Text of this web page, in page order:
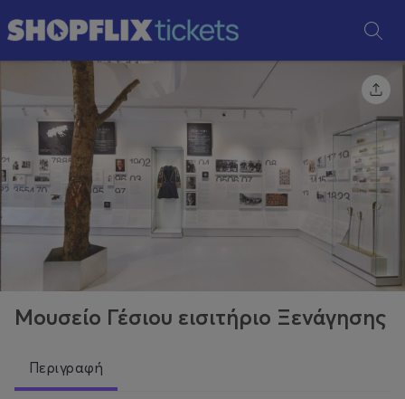
Μουσείο Γέσιου εισιτήριο Ξενάγησης
Περιγραφή